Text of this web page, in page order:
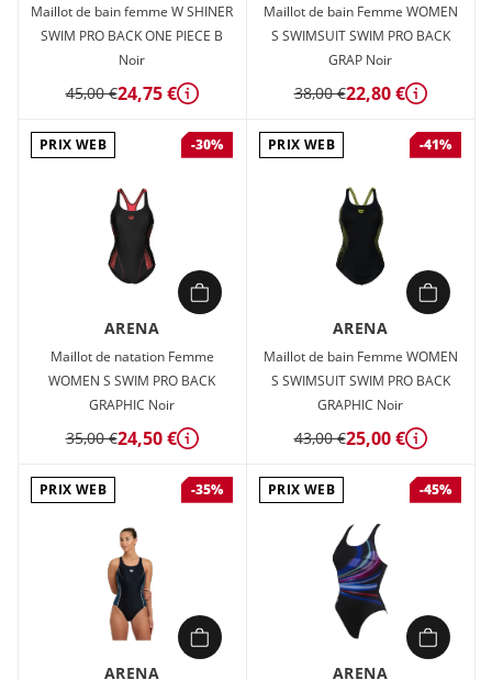
Maillot de bain femme W SHINER
SWIM PRO BACK ONE PIECE B
Noir
45,00 €24,75 € Détails
Maillot de bain Femme WOMEN
S SWIMSUIT SWIM PRO BACK
GRAP Noir
38,00 €22,80 € Détails
PRIX WEB -30%
ARENA
Maillot de natation Femme
WOMEN S SWIM PRO BACK
GRAPHIC Noir
35,00 €24,50 € Détails
PRIX WEB -41%
ARENA
Maillot de bain Femme WOMEN
S SWIMSUIT SWIM PRO BACK
GRAPHIC Noir
43,00 €25,00 € Détails
PRIX WEB -35%
ARENA
PRIX WEB -45%
ARENA